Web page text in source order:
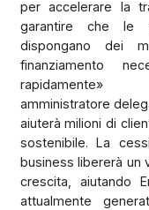
per accelerare la
garantire che le
dispongano dei
finanziamento
rapidamente»
amministratore
aiuterà milioni di
sostenibile. La
business libererà un
crescita, aiutando
attualmente